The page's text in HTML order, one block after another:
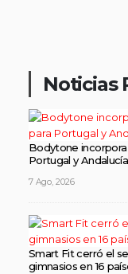
Noticias
Bodytone
Portugal y Andalucía
7 Ago, 2026
Smart Fit cerró el
gimnasios en 16